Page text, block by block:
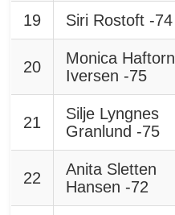
19 Siri Rostoft -74
20
Monica Haftorn
Iversen -75
21
Silje Lyngnes
Granlund -75
22
Anita Sletten
Hansen -72